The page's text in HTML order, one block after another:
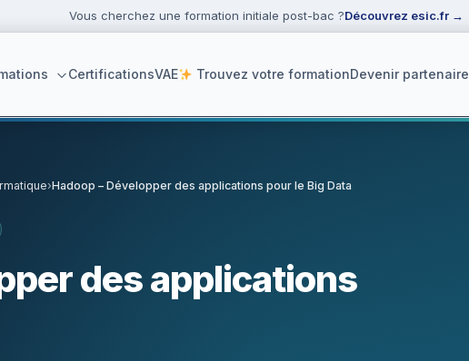
Vous cherchez une formation initiale post-bac ?Découvrez esic.fr →
CertificationsVAE Trouvez votre formationDevenir partenaire
›Hadoop – Développer des applications pour le Big Data
des applications